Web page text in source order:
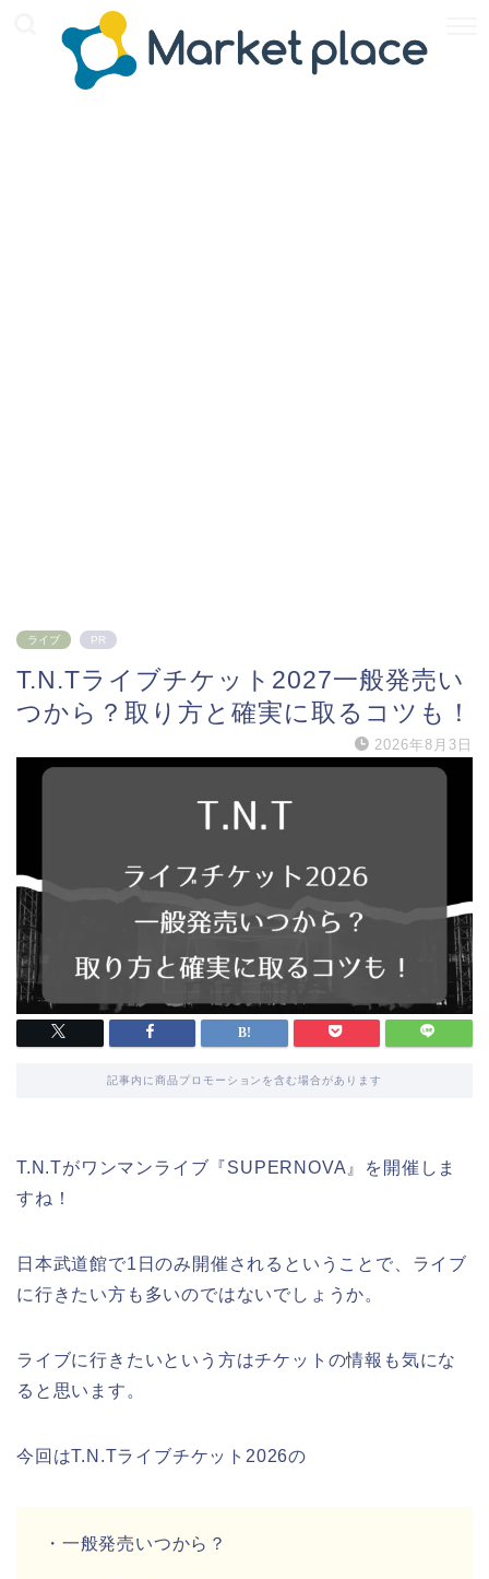
ライブ PR
T.N.Tライブチケット2027一般発売い
つから？取り方と確実に取るコツも！
2026年8月3日
記事内に商品プロモーションを含む場合があります
T.N.Tがワンマンライブ『SUPERNOVA』を開催しま
すね！
日本武道館で1日のみ開催されるということで、ライブ
に行きたい方も多いのではないでしょうか。
ライブに行きたいという方はチケットの情報も気にな
ると思います。
今回はT.N.Tライブチケット2026の
・一般発売いつから？